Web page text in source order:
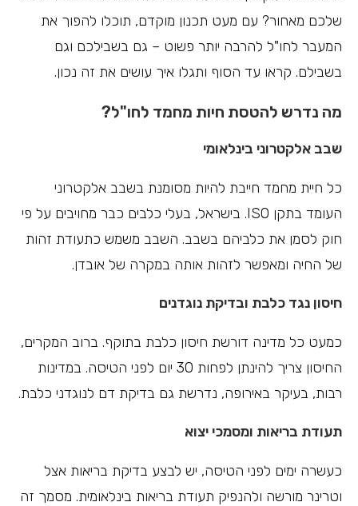
שלכם מאחור? עם מעט תכנון מוקדם, תוכלו להפוך את
המעבר לחו"ל להרבה יותר פשוט – גם בשבילכם וגם
בשבילם. קראו עד הסוף ותגלו איך עושים את זה נכון.
מה נדרש להטסת חיות מחמד לחו"ל?
שבב אלקטרוני בינלאומי
כל חיית מחמד חייבת להיות מסומנת בשבב אלקטרוני
העומד בתקן ISO. בישראל, בעלי כלבים כבר מחויבים על פי
חוק לסמן את כלביהם בשבב. השבב משמש כתעודת זהות
של החיה ומאפשר לזהות אותה במקרה של אובדן.
חיסון נגד כלבת ובדיקת נוגדנים
כמעט כל מדינה דורשת חיסון כלבת בתוקף. ברוב המקרים,
החיסון צריך להינתן לפחות 30 יום לפני הטיסה. במדינות
רבות, בעיקר באירופה, נדרשת גם בדיקת דם לנוגדני כלבת.
תעודת בריאות ומסמכי יצוא
כעשרה ימים לפני הטיסה, יש לבצע בדיקת בריאות אצל
וטרינר מורשה ולהנפיק תעודת בריאות בינלאומית. מסמך זה